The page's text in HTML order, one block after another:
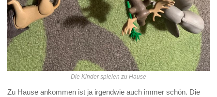
Die Kinder spielen zu Hause
Zu Hause ankommen ist ja irgendwie auch immer schön. Die